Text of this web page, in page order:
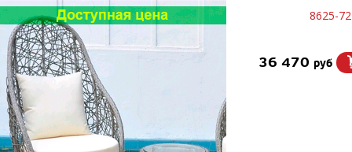
8625-
36 470 руб